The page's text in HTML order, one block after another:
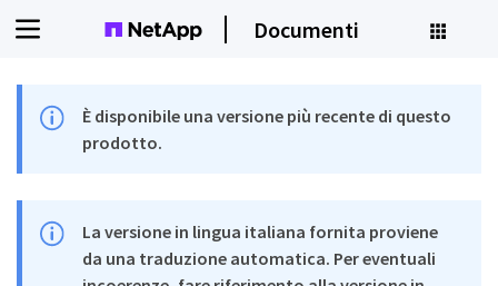
Documenti
È disponibile una versione più recente di questo
prodotto.
La versione in lingua italiana fornita proviene
da una traduzione automatica. Per eventuali